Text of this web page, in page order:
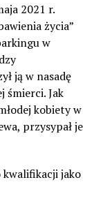
2021 r.
życia”
w
ją w nasadę
śmierci. Jak
kobiety w
przysypał je
jako